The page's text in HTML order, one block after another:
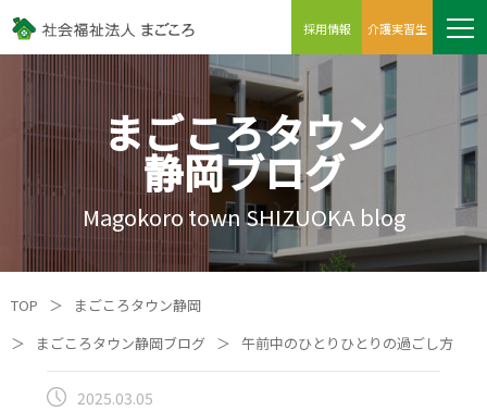
採用情報 介護実習生
まごころタウン
静岡ブログ
Magokoro town SHIZUOKA blog
TOP ＞
まごころタウン静岡
＞
まごころタウン静岡ブログ ＞ 午前中のひとりひとりの過ごし方
2025.03.05